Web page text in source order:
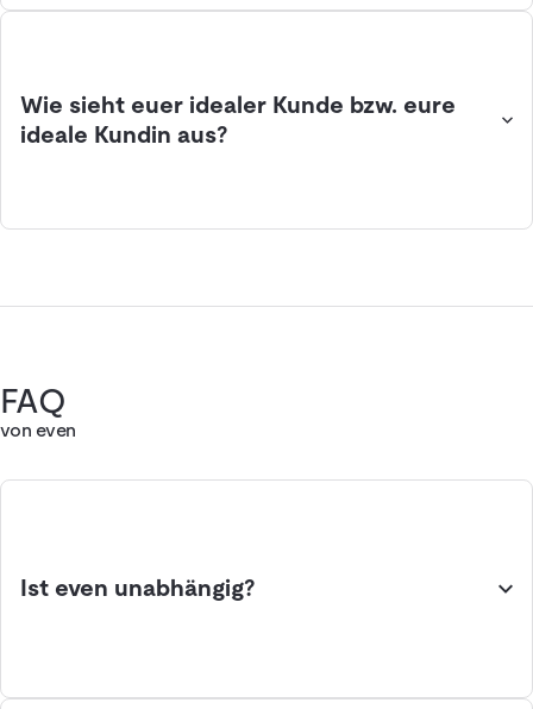
Wie sieht euer idealer Kunde bzw. eure
ideale Kundin aus?
FAQ
von even
Ist even unabhängig?